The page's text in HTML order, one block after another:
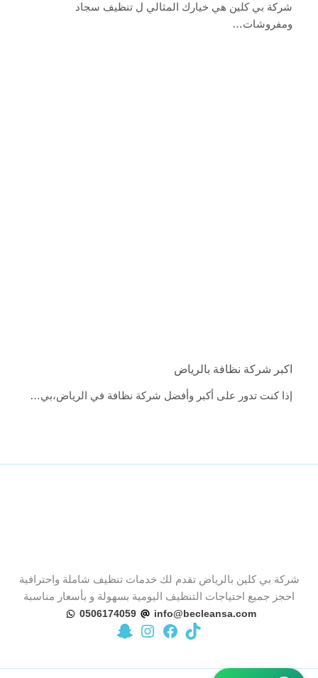
شركة بي كلين هي خيارك المثالي ل تنظيف سجاد
ومفروشات…
اكبر شركة نظافة بالرياض
إذا كنت تدور على أكبر وأفضل شركة نظافة في الرياض،بي…
شركة بي كلين بالرياض تقدم لك خدمات تنظيف شاملة واحترافية
احجز جميع احتياجات التنظيف اليومية بسهولة و بأسعار مناسبة
info@becleansa.com
0506174059
تيك توكزيارة صفحة بي كلين على فيسبوك
زيارة حساب بي كلين على إنستجرام
زيارة حساب بي كلين على سناب شات